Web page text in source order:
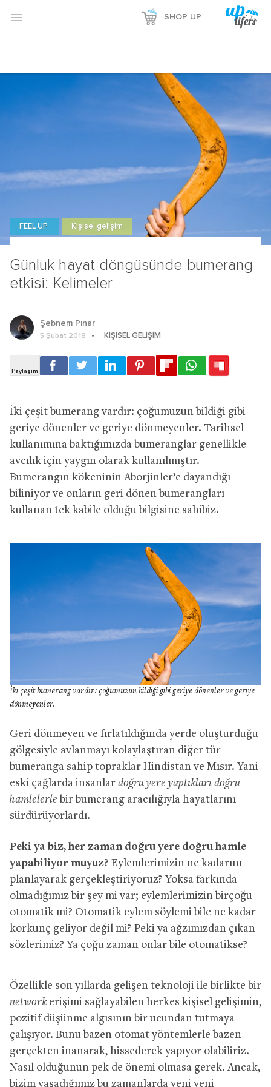
Reklamı Göster
Reklamı Gizle
 SHOP UP
Günlük hayat döngüsünde bumerang
etkisi: Kelimeler
FEEL UP Kişisel gelişim
Şebnem Pınar
5 Şubat 2018 KIŞISEL GELIŞIM
İki çeşit bumerang vardır: çoğumuzun bildiği gibi
geriye dönenler ve geriye dönmeyenler. Tarihsel
kullanımına baktığımızda bumeranglar genellikle
avcılık için yaygın olarak kullanılmıştır.
Bumerangın kökeninin Aborjinler’e dayandığı
biliniyor ve onların geri dönen bumerangları
kullanan tek kabile olduğu bilgisine sahibiz.
İki çeşit bumerang vardır: çoğumuzun bildiği gibi geriye dönenler ve geriye
dönmeyenler.
Geri dönmeyen ve fırlatıldığında yerde oluşturduğu
gölgesiyle avlanmayı kolaylaştıran diğer tür
bumeranga sahip topraklar Hindistan ve Mısır. Yani
eski çağlarda insanlar doğru yere yaptıkları doğru
hamlelerle bir bumerang aracılığıyla hayatlarını
sürdürüyorlardı.
Peki ya biz, her zaman doğru yere doğru hamle
yapabiliyor muyuz? Eylemlerimizin ne kadarını
planlayarak gerçekleştiriyoruz? Yoksa farkında
olmadığımız bir şey mi var; eylemlerimizin birçoğu
otomatik mi? Otomatik eylem söylemi bile ne kadar
korkunç geliyor değil mi? Peki ya ağzımızdan çıkan
sözlerimiz? Ya çoğu zaman onlar bile otomatikse?
Özellikle son yıllarda gelişen teknoloji ile birlikte bir
networkerişimi sağlayabilen herkes kişisel gelişimin,
pozitif düşünme algısının bir ucundan tutmaya
çalışıyor. Bunu bazen otomat yöntemlerle bazen
gerçekten inanarak, hissederek yapıyor olabiliriz.
Nasıl olduğunun pek de önemi olmasa gerek. Ancak,
bizim yaşadığımız bu zamanlarda yeni yeni